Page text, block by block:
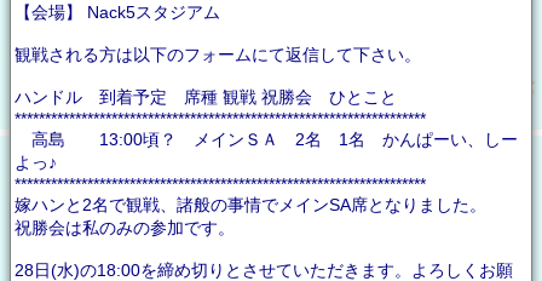
【会場】 Nack5スタジアム
観戦される方は以下のフォームにて返信して下さい。
ハンドル 到着予定 席種 観戦 祝勝会 ひとこと
********************************************************************
高島 13:00頃？ メインＳＡ 2名 1名 かんぱーい、しー
よっ♪
********************************************************************
嫁ハンと2名で観戦、諸般の事情でメインSA席となりました。
祝勝会は私のみの参加です。
28日(水)の18:00を締め切りとさせていただきます。よろしくお願